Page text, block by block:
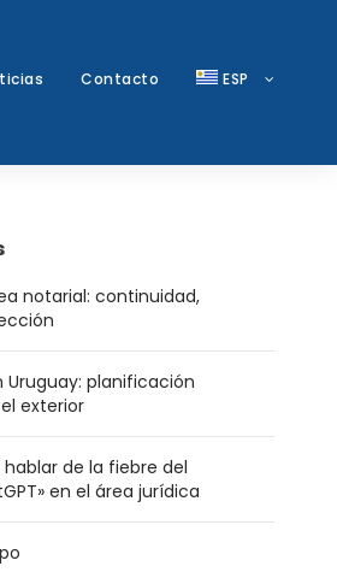
Contacto ESP
notarial: continuidad,
Uruguay: planificación
exterior
de la fiebre del
en el área jurídica